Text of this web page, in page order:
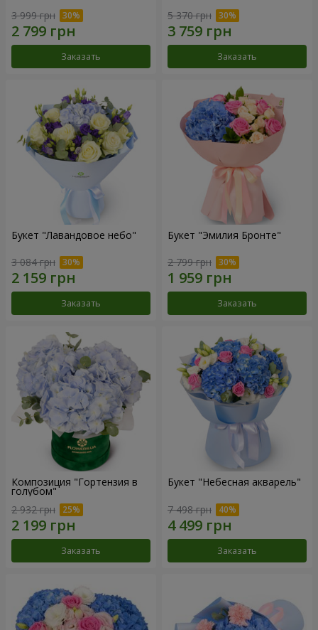
3 999 грн
Заказать
5 370 грн
Заказать
Букет "Лавандовое небо"
3 084 грн
Заказать
Букет "Эмилия Бронте"
2 799 грн
Заказать
Композиция "Гортензия в
голубом"
2 932 грн
Заказать
Букет "Небесная акварель"
7 498 грн
Заказать